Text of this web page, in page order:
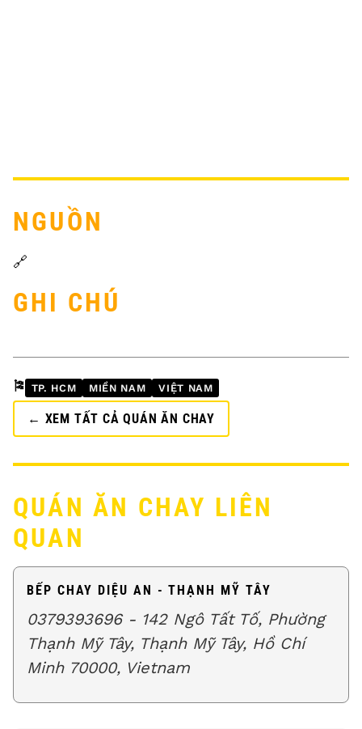
NGUỒN
🔗
GHI CHÚ
🎏 TP. HCM MIỀN NAM VIỆT NAM
← XEM TẤT CẢ QUÁN ĂN CHAY
QUÁN ĂN CHAY LIÊN
QUAN
BẾP CHAY DIỆU AN - THẠNH MỸ TÂY
0379393696 - 142 Ngô Tất Tố, Phường
Thạnh Mỹ Tây, Thạnh Mỹ Tây, Hồ Chí
Minh 70000, Vietnam